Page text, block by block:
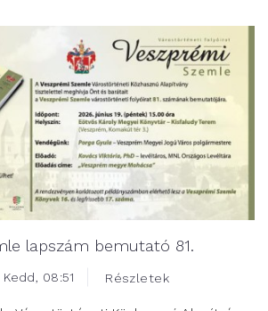
lapszám bemutató 81.
08:51 Részletek